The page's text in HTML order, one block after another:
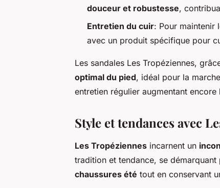
douceur et robustesse,
Entretien du cuir: Pour maintenir
avec un produit spécifique pour
Les sandales Les Tropéziennes,
optimal du pied, idéal pour la
entretien régulier augmentant encore
Style et tendances avec
Les Tropéziennes incarnent un
tradition et tendance, se
chaussures été tout en conservant